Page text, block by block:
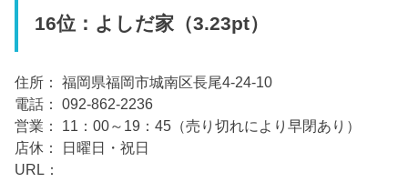
16位：よしだ家（3.23pt）
住所： 福岡県福岡市城南区長尾4-24-10
電話： 092-862-2236
営業： 11：00～19：45（売り切れにより早閉あり）
店休： 日曜日・祝日
URL：